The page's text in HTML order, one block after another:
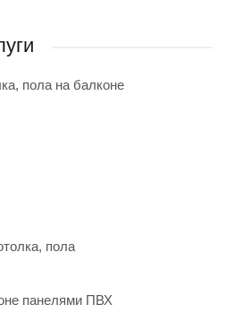
пола на балконе
пола
панелями ПВХ